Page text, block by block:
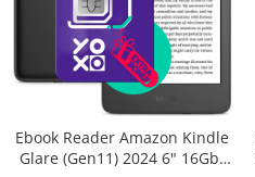
Ebook Reader Amazon Kindle
Glare (Gen11) 2024 6" 16Gb,